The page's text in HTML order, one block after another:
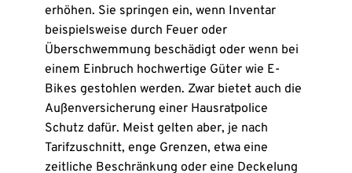
erhöhen. Sie springen ein, wenn Inventar
beispielsweise durch Feuer oder
Überschwemmung beschädigt oder wenn bei
einem Einbruch hochwertige Güter wie E-
Bikes gestohlen werden. Zwar bietet auch die
Außenversicherung einer Hausratpolice
Schutz dafür. Meist gelten aber, je nach
Tarifzuschnitt, enge Grenzen, etwa eine
zeitliche Beschränkung oder eine Deckelung